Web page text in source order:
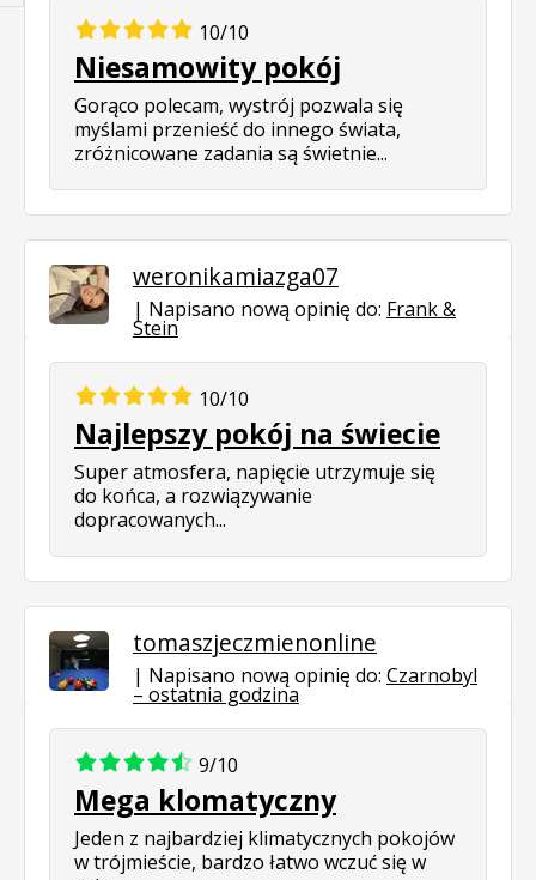
10/10
Niesamowity pokój
Gorąco polecam, wystrój pozwala się
myślami przenieść do innego świata,
zróżnicowane zadania są świetnie...
weronikamiazga07
Napisano nową opinię do: Frank &
Stein
10/10
Najlepszy pokój na świecie
Super atmosfera, napięcie utrzymuje się
do końca, a rozwiązywanie
dopracowanych...
tomaszjeczmienonline
Napisano nową opinię do: Czarnobyl
– ostatnia godzina
9/10
Mega klomatyczny
Jeden z najbardziej klimatycznych pokojów
w trójmieście, bardzo łatwo wczuć się w